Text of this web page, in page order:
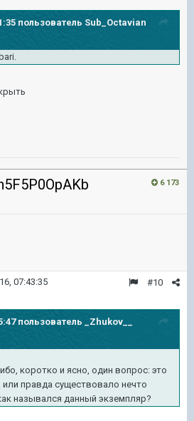
пользователь Sub_Octavian
6 173
#10
07:43:35
пользователь _Zhukov__
коротко и ясно, один вопрос: это
правда существовало нечто
назывался данный экземпляр?